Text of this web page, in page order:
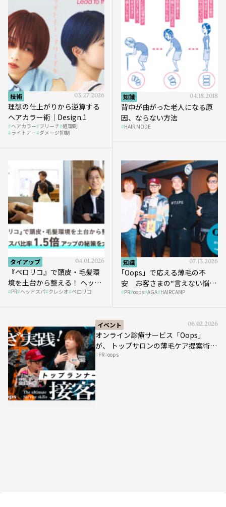
技術 03.27.2026
理想の仕上がりから逆算する
ヘアカラー術｜Design.1
ヘアカラー ブリーチ 処理剤
ライトナー ダメージ抑制
知識 04.18.2018
背中が曲がった老人になる原
因、ならない方法
HAIR MODE
タイアップ 04.01.2026
『ペロリコ』で頭皮・毛髪環
境を土台から整える！ ヘッド
スパ比率1.5倍アップの秘策を
PR ヘッドスパ クレシオ ペロリコ
知識 07.13.2026
｢Oops」で応える薄毛の不
安 お客さまの“言えない悩
み”にどう向き合う？ ＃01
PR oops AGA HAIRCAMP
イベント 06.02.2026
オンライン診療サービス「Oops」
が、 トップサロンの薄毛ケア提案術を
HAIRCAMPで公開！
PR oops